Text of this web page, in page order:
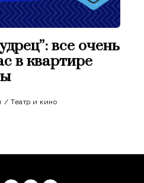
все очень
в квартире
/ Театр и кино